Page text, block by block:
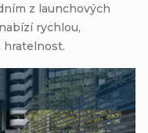
z launchových
rychlou,
hratelnost.